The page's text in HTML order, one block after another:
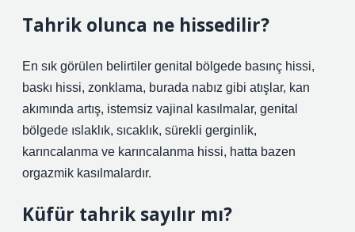
Tahrik olunca ne hissedilir?
En sık görülen belirtiler genital bölgede basınç hissi,
baskı hissi, zonklama, burada nabız gibi atışlar, kan
akımında artış, istemsiz vajinal kasılmalar, genital
bölgede ıslaklık, sıcaklık, sürekli gerginlik,
karıncalanma ve karıncalanma hissi, hatta bazen
orgazmik kasılmalardır.
Küfür tahrik sayılır mı?